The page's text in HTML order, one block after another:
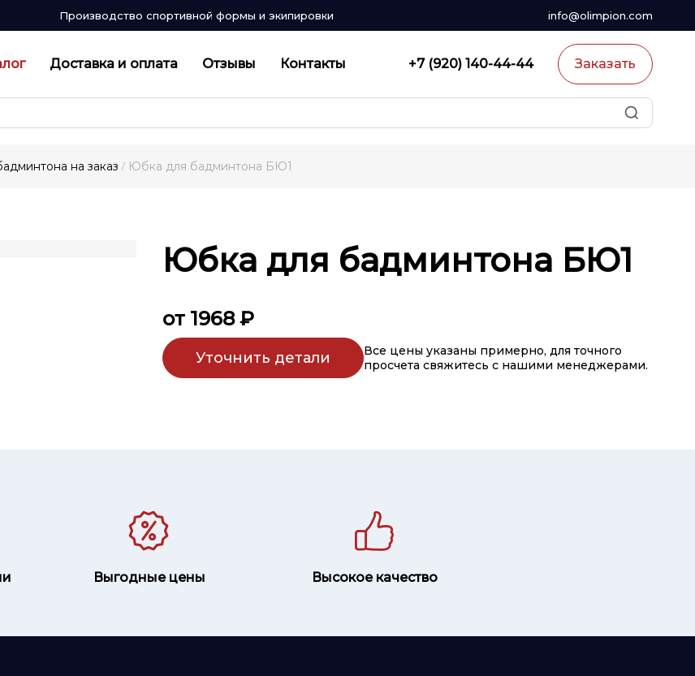
Производство спортивной формы и экипировки info@olimpion.com
Доставка и оплата Отзывы Контакты +7 (920) 140-44-44 Заказать
на заказ / Юбка для бадминтона БЮ1
Юбка для бадминтона БЮ1
от 1968 ₽
Уточнить детали
Все цены указаны примерно, для точного
просчета свяжитесь с нашими менеджерами.
Выгодные цены Высокое качество